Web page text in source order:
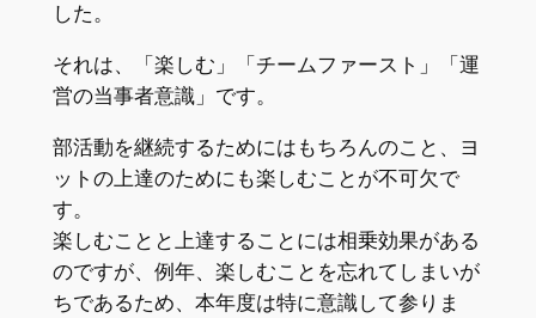
した。
それは、「楽しむ」「チームファースト」「運
営の当事者意識」です。
部活動を継続するためにはもちろんのこと、ヨ
ットの上達のためにも楽しむことが不可欠で
す。
楽しむことと上達することには相乗効果がある
のですが、例年、楽しむことを忘れてしまいが
ちであるため、本年度は特に意識して参りま